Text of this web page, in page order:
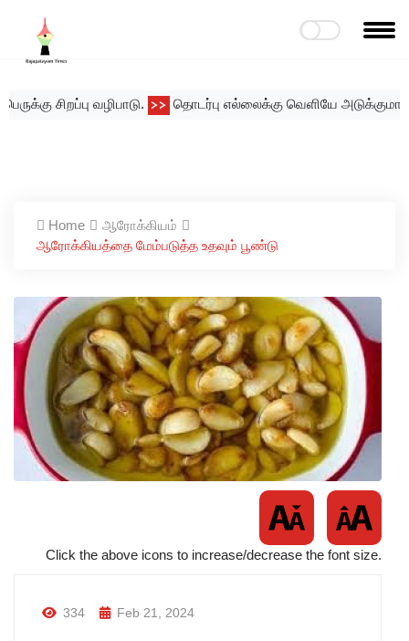
சிறப்பு வழிபாடு. >> தொடர்பு எல்லைக்கு வெளியே அடுக்குமாடி
Home
ஆரோக்கியம்
ஆரோக்கியத்தை மேம்படுத்த உதவும் பூண்டு
Click the above icons to increase/decrease the font size.
334 Feb 21, 2024